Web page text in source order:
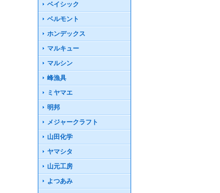
ベイシック
ベルモント
ホンデックス
マルキュー
マルシン
峰漁具
ミヤマエ
明邦
メジャークラフト
山田化学
ヤマシタ
山元工房
よつあみ